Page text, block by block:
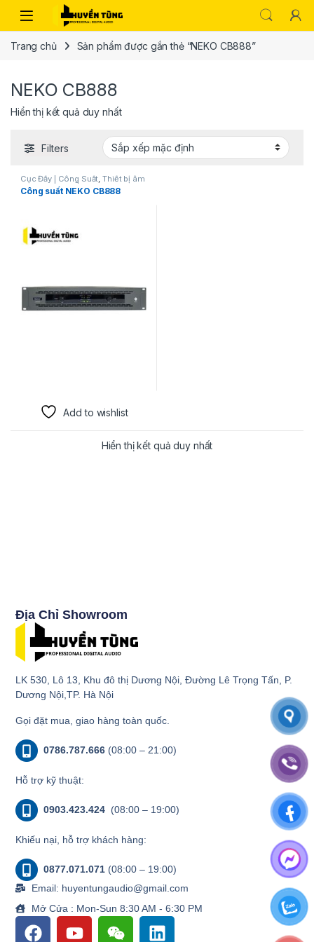
Trang chủ Sản phẩm được gắn thẻ “NEKO CB888”
NEKO CB888
Hiển thị kết quả duy nhất
Filters
Cục Đẩy | Công Suất ,Thiết bị âm
thanh karaoke | KTV
Công suất NEKO CB888
Add to wishlist
Hiển thị kết quả duy nhất
Địa Chỉ Showroom
LK 530, Lô 13, Khu đô thị Dương Nội, Đường Lê Trọng Tấn, P.
Dương Nội,TP. Hà Nội
Gọi đặt mua, giao hàng toàn quốc.
0786.787.666 (08:00 – 21:00)
Hỗ trợ kỹ thuật:
0903.423.424 (08:00 – 19:00)
Khiếu nại, hỗ trợ khách hàng:
0877.071.071 (08:00 – 19:00)
Email: huyentungaudio@gmail.com
Mở Cửa : Mon-Sun 8:30 AM - 6:30 PM